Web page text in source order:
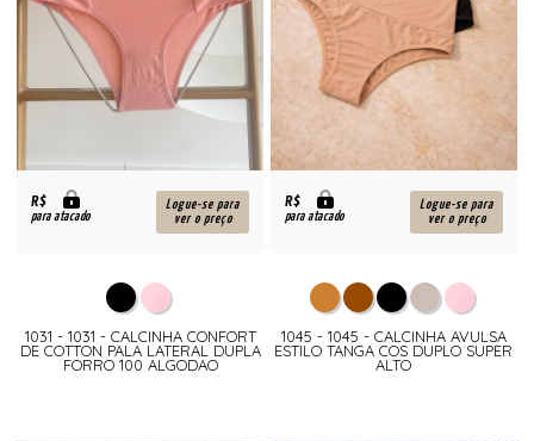
R$
para atacado
Logue-se para
ver o preço
1031 - 1031 - CALCINHA CONFORT
DE COTTON PALA LATERAL DUPLA
FORRO 100 ALGODAO
R$
para atacado
Logue-se para
ver o preço
1045 - 1045 - CALCINHA AVULSA
ESTILO TANGA COS DUPLO SUPER
ALTO